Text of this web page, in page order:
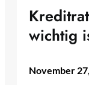
wichtig
November